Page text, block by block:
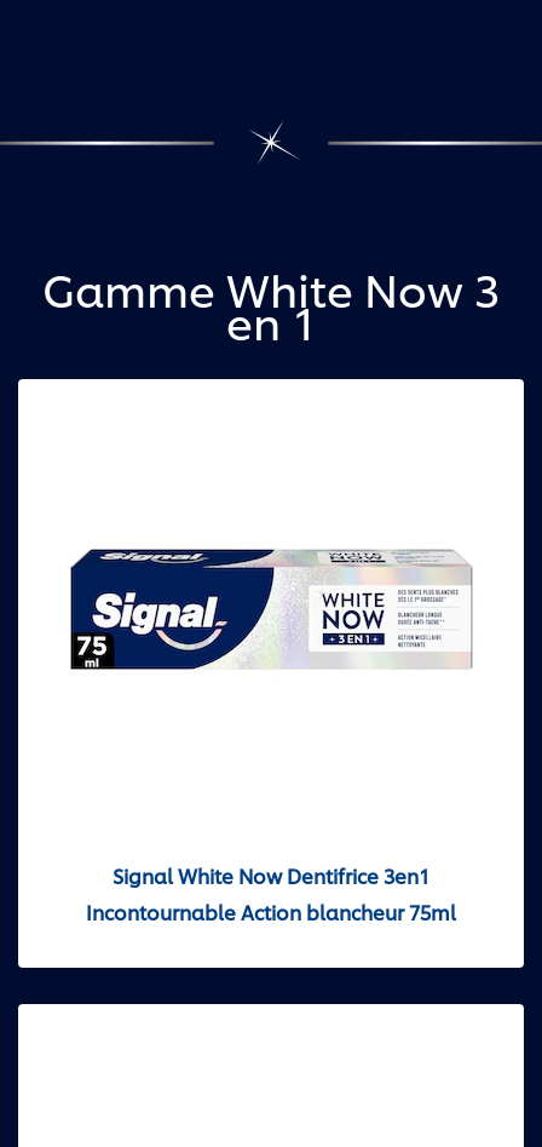
Gamme White Now 3
en 1
Signal White Now Dentifrice 3en1
Incontournable Action blancheur 75ml